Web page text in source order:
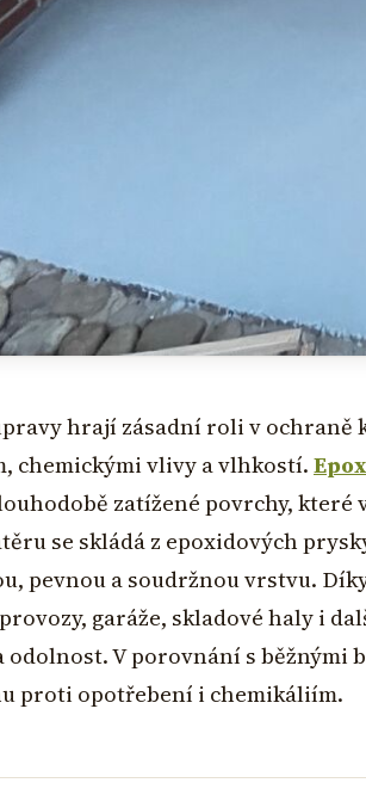
hrají zásadní roli v ochraně
chemickými vlivy a vlhkostí.
zatížené povrchy,
se skládá z epoxidových
pevnou a soudržnou vrstvu.
garáže, skladové haly i
V porovnání s běžnými
proti opotřebení i chemikáliím.